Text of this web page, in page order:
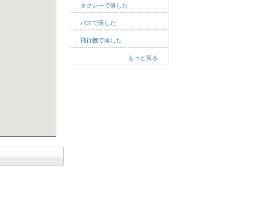
タクシーで落した
バスで落した
飛行機で落した
もっと見る